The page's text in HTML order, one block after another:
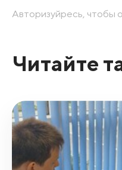
Авторизуйресь, чтобы
Читайте